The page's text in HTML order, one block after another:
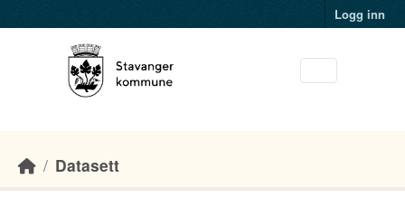
Logg inn
Datasett